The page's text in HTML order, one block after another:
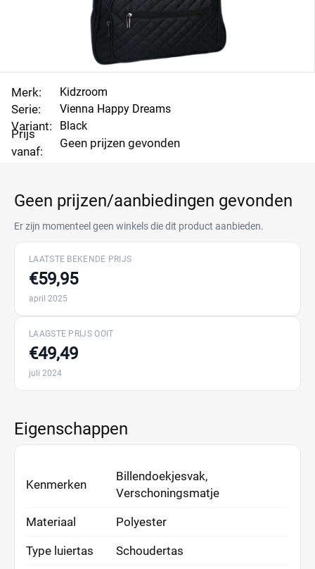
Merk:
Serie:
Variant:
Prijs
vanaf:
Kidzroom
Vienna Happy Dreams
Black
Geen prijzen gevonden
Geen prijzen/aanbiedingen gevonden
Er zijn momenteel geen winkels die dit product aanbieden.
LAATSTE BEKENDE PRIJS
€59,95
april 2025
LAAGSTE PRIJS OOIT
€49,49
juli 2024
Eigenschappen
Kenmerken
Billendoekjesvak,
Verschoningsmatje
Materiaal Polyester
Type luiertas Schoudertas